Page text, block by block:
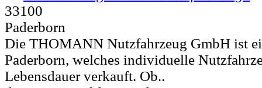
33100
Paderborn
Die THOMANN Nutzfahrzeug GmbH ist
Paderborn, welches individuelle
Lebensdauer verkauft. Ob..